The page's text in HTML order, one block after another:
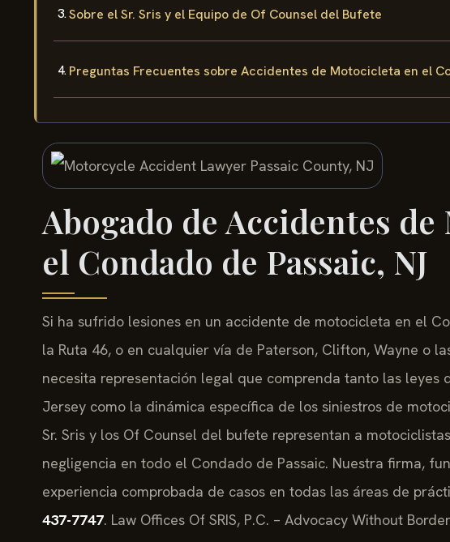
Sobre el Sr. Sris y el Equipo de Of Counsel del Bufete
Preguntas Frecuentes sobre Accidentes de Motocicleta en el
Abogado de Accidentes
el Condado de Passaic, NJ
Si ha sufrido lesiones en un accidente de motocicleta en el
la Ruta 46, o en cualquier vía de Paterson, Clifton, Wayne o
necesita representación legal que comprenda tanto las leyes
Jersey como la dinámica específica de los siniestros de
Sr. Sris y los Of Counsel del bufete representan a
negligencia en todo el Condado de Passaic. Nuestra firma,
experiencia comprobada de casos en todas las áreas de
437-7747. Law Offices Of SRIS, P.C. – Advocacy Without